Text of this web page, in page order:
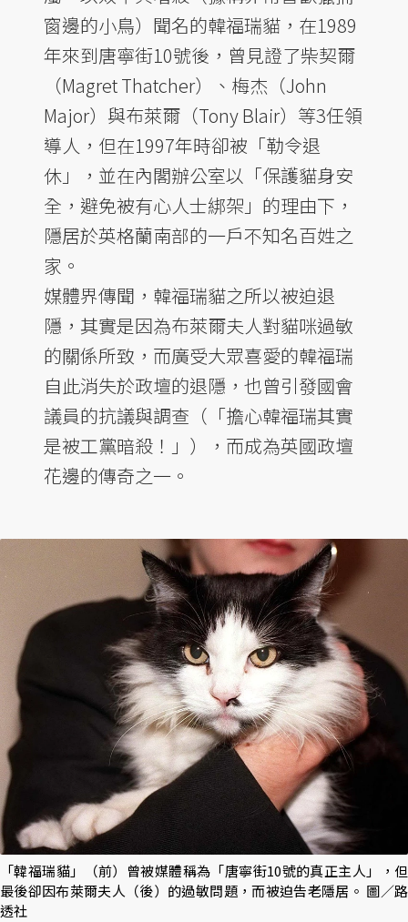
窗邊的小鳥）聞名的韓福瑞貓，在1989
年來到唐寧街10號後，曾見證了柴契爾
（Magret Thatcher）、梅杰（John
Major）與布萊爾（Tony Blair）等3任領
導人，但在1997年時卻被「勒令退
休」，並在內閣辦公室以「保護貓身安
全，避免被有心人士綁架」的理由下，
隱居於英格蘭南部的一戶不知名百姓之
家。
媒體界傳聞，韓福瑞貓之所以被迫退
隱，其實是因為布萊爾夫人對貓咪過敏
的關係所致，而廣受大眾喜愛的韓福瑞
自此消失於政壇的退隱，也曾引發國會
議員的抗議與調查（「擔心韓福瑞其實
是被工黨暗殺！」），而成為英國政壇
花邊的傳奇之一。
「韓福瑞貓」（前）曾被媒體稱為「唐寧街10號的真正主人」，但
最後卻因布萊爾夫人（後）的過敏問題，而被迫告老隱居。 圖／路
透社